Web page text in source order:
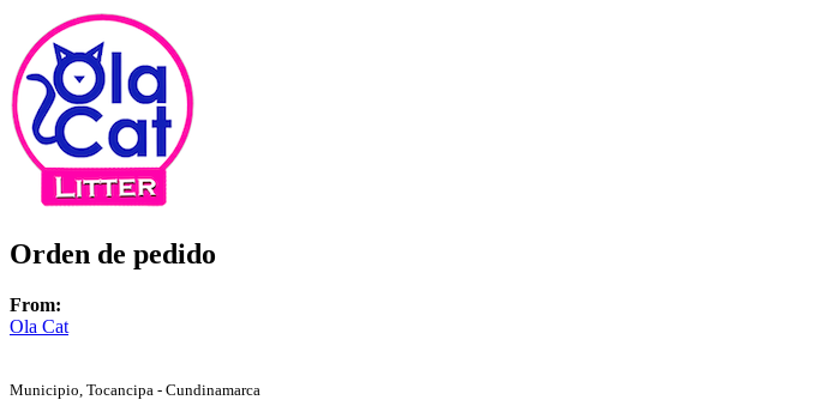
Orden de pedido
From:
Ola Cat
Municipio, Tocancipa - Cundinamarca